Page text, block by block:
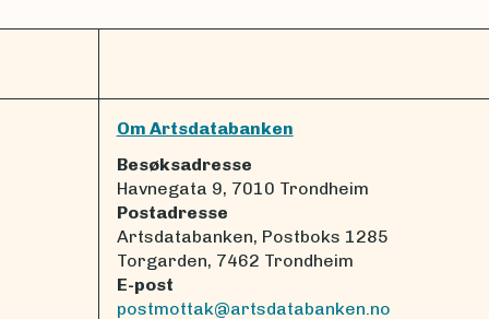
Om Artsdatabanken
Besøksadresse
Havnegata 9, 7010 Trondheim
Postadresse
Artsdatabanken, Postboks 1285
Torgarden, 7462 Trondheim
E-post
postmottak@artsdatabanken.no